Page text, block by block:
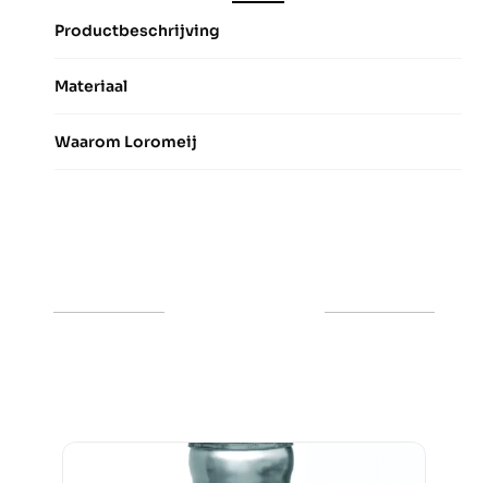
Productbeschrijving
Materiaal
Waarom Loromeij